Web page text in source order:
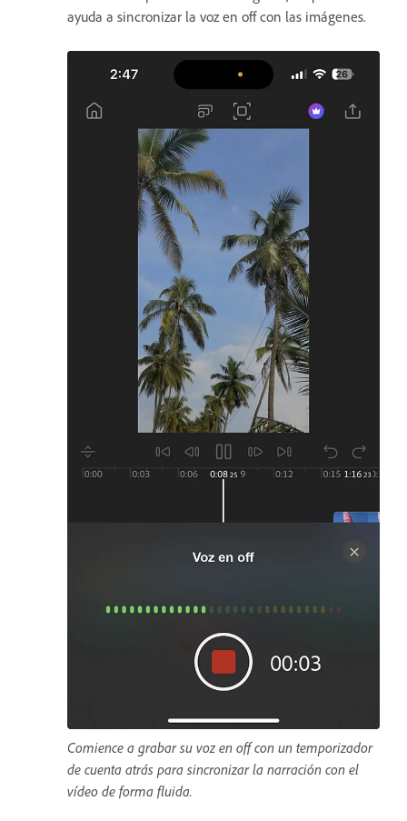
ayuda a sincronizar la voz en off con las imágenes.
Comience a grabar su voz en off con un temporizador
de cuenta atrás para sincronizar la narración con el
vídeo de forma fluida.